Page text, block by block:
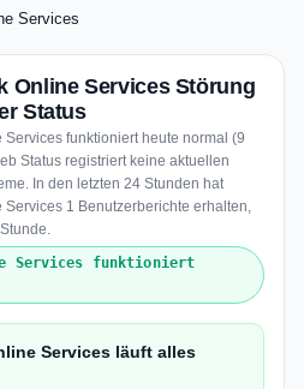
Services
Online Services Störung
Status
Services funktioniert heute normal (9
Status registriert keine aktuellen
In den letzten 24 Stunden hat
Services 1 Benutzerberichte erhalten,
Services funktioniert
Services läuft alles